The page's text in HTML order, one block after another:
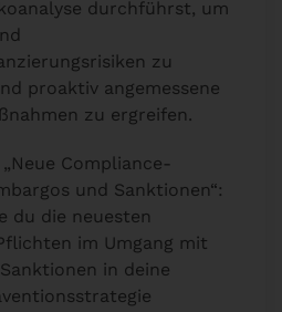
durchführst, um
zu
proaktiv angemessene
zu ergreifen.
„Neue Compliance-
und Sanktionen“:
du die neuesten
im Umgang mit
in deine